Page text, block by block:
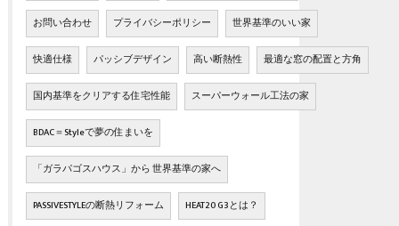
お問い合わせ プライバシーポリシー 世界基準のいい家
快適仕様 パッシブデザイン 高い断熱性 最適な窓の配置と方角
国内基準をクリアする住宅性能 スーパーウォール工法の家
BDAC＝Styleで夢の住まいを
「ガラパゴスハウス」から 世界基準の家へ
PASSIVESTYLEの断熱リフォーム HEAT20 G3とは？